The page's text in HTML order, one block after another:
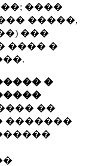
����
�����,
���
���� �
�
��
�������